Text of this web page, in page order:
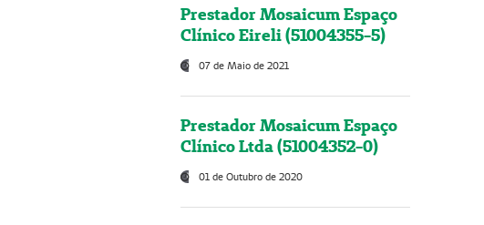
Prestador Mosaicum Espaço
Clínico Eireli (51004355-5)
07 de Maio de 2021
Prestador Mosaicum Espaço
Clínico Ltda (51004352-0)
01 de Outubro de 2020